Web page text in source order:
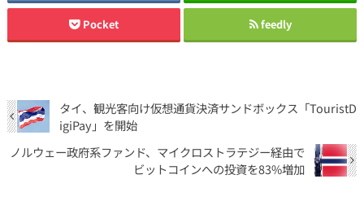
Pocket feedly
タイ、観光客向け仮想通貨決済サンドボックス「TouristD
igiPay」を開始
ノルウェー政府系ファンド、マイクロストラテジー経由で
ビットコインへの投資を83%増加